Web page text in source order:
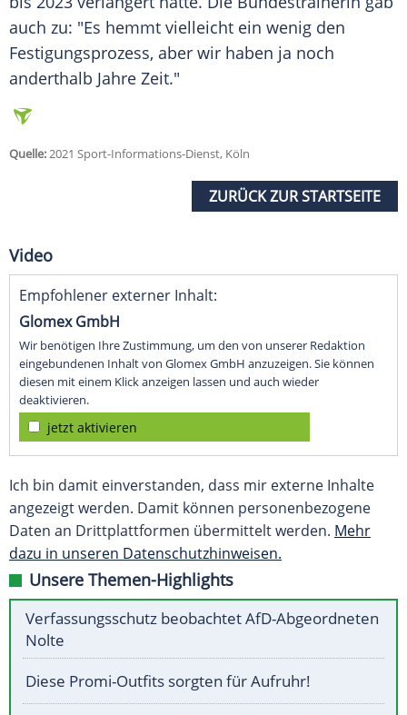
auch zu: "Es hemmt vielleicht ein wenig den
Festigungsprozess, aber wir haben ja noch
anderthalb Jahre Zeit."
Quelle:2021 Sport-Informations-Dienst, Köln
ZURÜCK ZUR STARTSEITE
Video
Empfohlener externer Inhalt:
Glomex GmbH
Wir benötigen Ihre Zustimmung, um den von unserer Redaktion
eingebundenen Inhalt von Glomex GmbH anzuzeigen. Sie können
diesen mit einem Klick anzeigen lassen und auch wieder
deaktivieren.
jetzt aktivieren
Ich bin damit einverstanden, dass mir externe Inhalte
angezeigt werden. Damit können personenbezogene
Daten an Drittplattformen übermittelt werden. Mehr
dazu in unseren Datenschutzhinweisen.
Unsere Themen-Highlights
Verfassungsschutz beobachtet AfD-Abgeordneten
Nolte
Diese Promi-Outfits sorgten für Aufruhr!